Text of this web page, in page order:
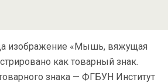
изображение «Мышь, вяжущая
как товарный знак.
знака — ФГБУН Институт